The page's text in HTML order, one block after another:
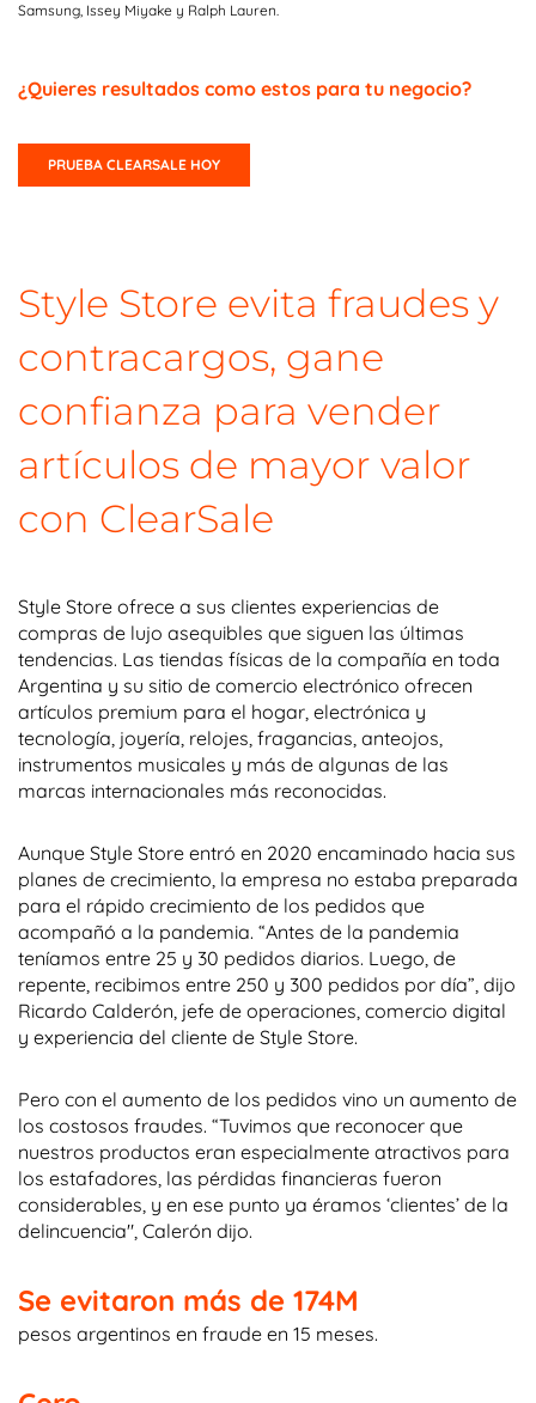
Samsung, Issey Miyake y Ralph Lauren.
¿Quieres resultados como estos para tu negocio?
PRUEBA CLEARSALE HOY
Style Store evita fraudes y
contracargos, gane
confianza para vender
artículos de mayor valor
con ClearSale
Style Store ofrece a sus clientes experiencias de
compras de lujo asequibles que siguen las últimas
tendencias. Las tiendas físicas de la compañía en toda
Argentina y su sitio de comercio electrónico ofrecen
artículos premium para el hogar, electrónica y
tecnología, joyería, relojes, fragancias, anteojos,
instrumentos musicales y más de algunas de las
marcas internacionales más reconocidas.
Aunque Style Store entró en 2020 encaminado hacia sus
planes de crecimiento, la empresa no estaba preparada
para el rápido crecimiento de los pedidos que
acompañó a la pandemia. “Antes de la pandemia
teníamos entre 25 y 30 pedidos diarios. Luego, de
repente, recibimos entre 250 y 300 pedidos por día”, dijo
Ricardo Calderón, jefe de operaciones, comercio digital
y experiencia del cliente de Style Store.
Pero con el aumento de los pedidos vino un aumento de
los costosos fraudes. “Tuvimos que reconocer que
nuestros productos eran especialmente atractivos para
los estafadores, las pérdidas financieras fueron
considerables, y en ese punto ya éramos ‘clientes’ de la
delincuencia", Calerón dijo.
Se evitaron más de 174M
pesos argentinos en fraude en 15 meses.